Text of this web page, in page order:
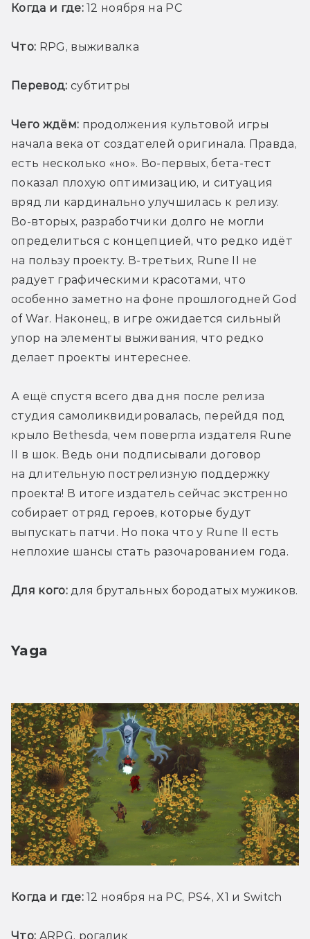
Когда и где: 12 ноября на PC
Что: RPG, выживалка
Перевод: субтитры
Чего ждём: продолжения культовой игры
начала века от создателей оригинала. Правда,
есть несколько «но». Во-первых, бета-тест
показал плохую оптимизацию, и ситуация
вряд ли кардинально улучшилась к релизу.
Во-вторых, разработчики долго не могли
определиться с концепцией, что редко идёт
на пользу проекту. В-третьих, Rune II не
радует графическими красотами, что
особенно заметно на фоне прошлогодней God
of War. Наконец, в игре ожидается сильный
упор на элементы выживания, что редко
делает проекты интереснее.
А ещё спустя всего два дня после релиза
студия самоликвидировалась, перейдя под
крыло Bethesda, чем повергла издателя Rune
II в шок. Ведь они подписывали договор
на длительную пострелизную поддержку
проекта! В итоге издатель сейчас экстренно
собирает отряд героев, которые будут
выпускать патчи. Но пока что у Rune II есть
неплохие шансы стать разочарованием года.
Для кого: для брутальных бородатых мужиков.
Yaga
Когда и где: 12 ноября на PC, PS4, X1 и Switch
Что: ARPG, рогалик